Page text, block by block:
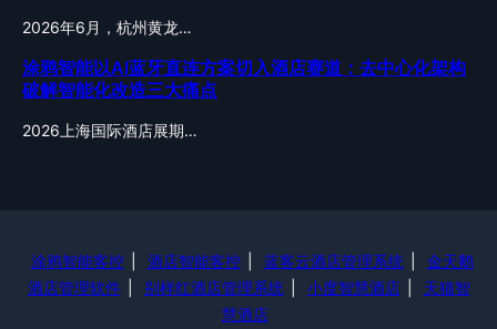
2026年6月，杭州黄龙…
涂鸦智能以AI蓝牙直连方案切入酒店赛道：去中心化架构
破解智能化改造三大痛点
2026上海国际酒店展期…
涂鸦智能客控 酒店智能客控 蓝客云酒店管理系统
金天鹅
酒店管理软件
别样红酒店管理系统 小度智慧酒店
天猫智
慧酒店